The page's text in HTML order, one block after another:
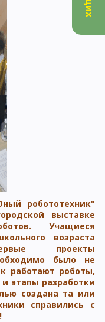
робототехник"
выставке
Учащиеся
возраста
проекты
было не
работают роботы,
этапы разработки
создана та или
справились с